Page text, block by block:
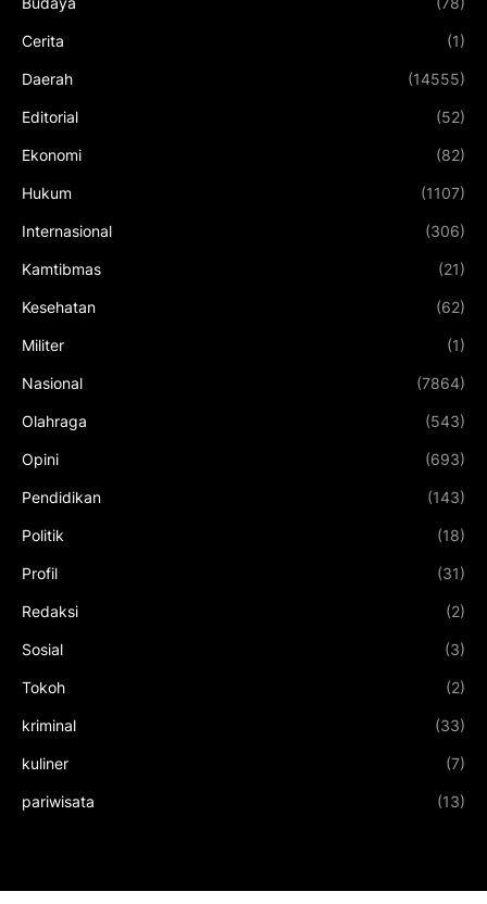
Cerita (1)
Daerah (14555)
Editorial (52)
Ekonomi (82)
Hukum (1107)
Internasional (306)
Kamtibmas (21)
Kesehatan (62)
Militer (1)
Nasional (7864)
Olahraga (543)
Opini (693)
Pendidikan (143)
Politik (18)
Profil (31)
Redaksi (2)
Sosial (3)
Tokoh (2)
kriminal (33)
kuliner (7)
pariwisata (13)